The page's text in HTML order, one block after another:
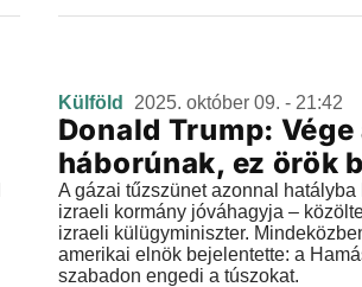
Külföld 2025. október 09. - 21:42
Donald Trump: Vége
háborúnak, ez örök
A gázai tűzszünet azonnal hatályba
izraeli kormány jóváhagyja –
izraeli külügyminiszter.
amerikai elnök bejelentette: a
szabadon engedi a túszokat.